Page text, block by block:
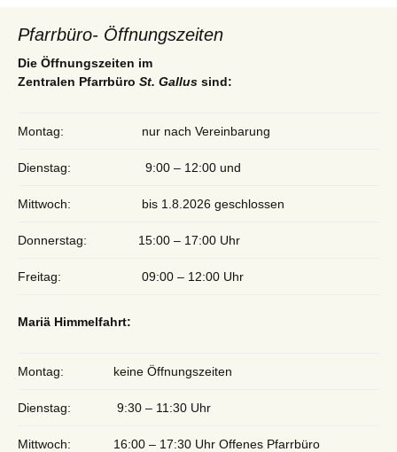
Pfarrbüro- Öffnungszeiten
Die Öffnungszeiten im
Zentralen Pfarrbüro St. Gallus sind:
Montag: nur nach Vereinbarung
Dienstag: 9:00 – 12:00 und
Mittwoch: bis 1.8.2026 geschlossen
Donnerstag: 15:00 – 17:00 Uhr
Freitag: 09:00 – 12:00 Uhr
Mariä Himmelfahrt:
Montag: keine Öffnungszeiten
Dienstag: 9:30 – 11:30 Uhr
Mittwoch: 16:00 – 17:30 Uhr Offenes Pfarrbüro